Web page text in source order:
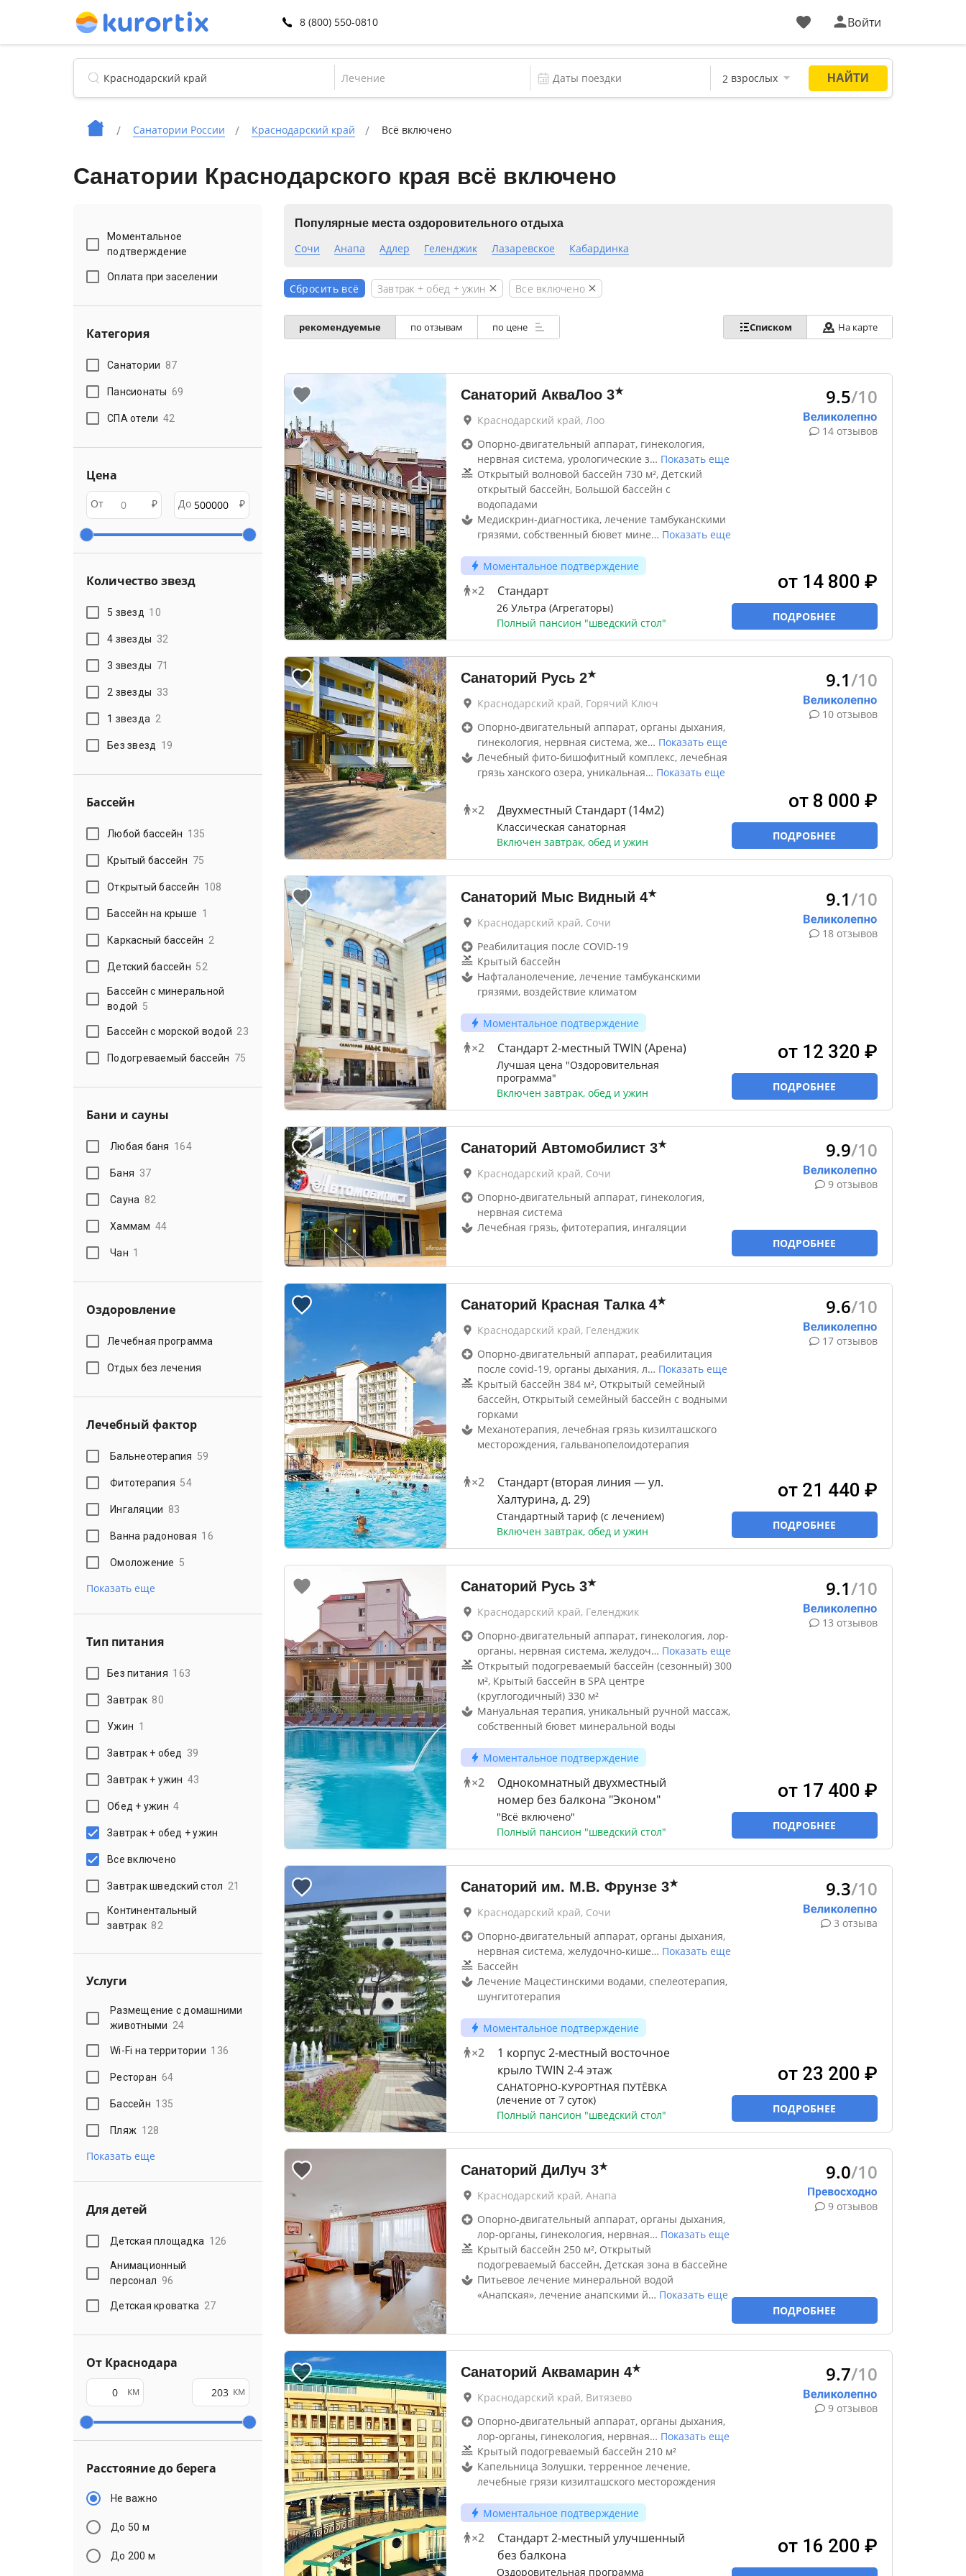
8 (800) 550-0810 Войти
Лечение
Санатории России Краснодарский край Всё включено
Санатории Краснодарского края всё включено
Моментальное
подтверждение
Оплата при заселении
Категория
Санатории 87
Пансионаты 69
СПА отели 42
Цена
От ₽ До ₽
Количество звезд
5 звезд 10
4 звезды 32
3 звезды 71
2 звезды 33
1 звезда 2
Без звезд 19
Бассейн
Любой бассейн 135
Крытый бассейн 75
Открытый бассейн 108
Бассейн на крыше 1
Каркасный бассейн 2
Детский бассейн 52
Бассейн с минеральной
водой 5
Бассейн с морской водой 23
Подогреваемый бассейн 75
Бани и сауны
Любая баня 164
Баня 37
Сауна 82
Хаммам 44
Чан 1
Оздоровление
Лечебная программа
Отдых без лечения
Лечебный фактор
Бальнеотерапия 59
Фитотерапия 54
Ингаляции 83
Ванна радоновая 16
Омоложение 5
Показать еще
Тип питания
Без питания 163
Завтрак 80
Ужин 1
Завтрак + обед 39
Завтрак + ужин 43
Обед + ужин 4
Завтрак + обед + ужин
Все включено
Завтрак шведский стол 21
Континентальный
завтрак 82
Услуги
Размещение с домашними
животными 24
Wi-Fi на территории 136
Ресторан 64
Бассейн 135
Пляж 128
Показать еще
Для детей
Детская площадка 126
Анимационный
персонал 96
Детская кроватка 27
От Краснодара
км км
Расстояние до берега
Не важно
До 50 м
До 200 м
Популярные места оздоровительного отдыха
Сочи Анапа Адлер Геленджик Лазаревское Кабардинка
Сбросить всё Завтрак + обед + ужин Все включено
рекомендуемые по отзывам по цене Списком На карте
Санаторий АкваЛоо 3★
Краснодарский край, Лоо
Опорно-двигательный аппарат, гинекология,
нервная система, урологические з… Показать еще
Открытый волновой бассейн 730 м², Детский
открытый бассейн, Большой бассейн с
водопадами
Медискрин-диагностика, лечение тамбуканскими
грязями, собственный бювет мине… Показать еще
Моментальное подтверждение
×2 Стандарт
26 Ультра (Агрегаторы)
Полный пансион "шведский стол"
9.5/10
14 отзывов
от 14 800 ₽
ПОДРОБНЕЕ
Санаторий Русь 2★
Краснодарский край, Горячий Ключ
Опорно-двигательный аппарат, органы дыхания,
гинекология, нервная система, же… Показать еще
Лечебный фито-бишофитный комплекс, лечебная
грязь ханского озера, уникальная… Показать еще
×2 Двухместный Стандарт (14м2)
Классическая санаторная
Включен завтрак, обед и ужин
9.1/10
10 отзывов
от 8 000 ₽
ПОДРОБНЕЕ
Санаторий Мыс Видный 4★
Краснодарский край, Сочи
Реабилитация после COVID-19
Крытый бассейн
Нафталанолечение, лечение тамбуканскими
грязями, воздействие климатом
Моментальное подтверждение
×2 Стандарт 2-местный TWIN (Арена)
Лучшая цена "Оздоровительная
программа"
Включен завтрак, обед и ужин
9.1/10
18 отзывов
от 12 320 ₽
ПОДРОБНЕЕ
Санаторий Автомобилист 3★
Краснодарский край, Сочи
Опорно-двигательный аппарат, гинекология,
нервная система
Лечебная грязь, фитотерапия, ингаляции
9.9/10
9 отзывов
ПОДРОБНЕЕ
Санаторий Красная Талка 4★
Краснодарский край, Геленджик
Опорно-двигательный аппарат, реабилитация
после covid-19, органы дыхания, л… Показать еще
Крытый бассейн 384 м², Открытый семейный
бассейн, Открытый семейный бассейн с водными
горками
Механотерапия, лечебная грязь кизилташского
месторождения, гальванопелоидотерапия
×2
Стандарт (вторая линия — ул.
Халтурина, д. 29)
Стандартный тариф (с лечением)
Включен завтрак, обед и ужин
9.6/10
17 отзывов
от 21 440 ₽
ПОДРОБНЕЕ
Санаторий Русь 3★
Краснодарский край, Геленджик
Опорно-двигательный аппарат, гинекология, лор-
органы, нервная система, желудоч… Показать еще
Открытый подогреваемый бассейн (сезонный) 300
м², Крытый бассейн в SPA центре
(круглогодичный) 330 м²
Мануальная терапия, уникальный ручной массаж,
собственный бювет минеральной воды
Моментальное подтверждение
×2
Однокомнатный двухместный
номер без балкона "Эконом"
"Всё включено"
Полный пансион "шведский стол"
9.1/10
13 отзывов
от 17 400 ₽
ПОДРОБНЕЕ
Санаторий им. М.В. Фрунзе 3★
Краснодарский край, Сочи
Опорно-двигательный аппарат, органы дыхания,
нервная система, желудочно-кише… Показать еще
Бассейн
Лечение Мацестинскими водами, спелеотерапия,
шунгитотерапия
Моментальное подтверждение
×2
1 корпус 2-местный восточное
крыло TWIN 2-4 этаж
САНАТОРНО-КУРОРТНАЯ ПУТЁВКА
(лечение от 7 суток)
Полный пансион "шведский стол"
9.3/10
3 отзыва
от 23 200 ₽
ПОДРОБНЕЕ
Санаторий ДиЛуч 3★
Краснодарский край, Анапа
Опорно-двигательный аппарат, органы дыхания,
лор-органы, гинекология, нервная… Показать еще
Крытый бассейн 250 м², Открытый
подогреваемый бассейн, Детская зона в бассейне
Питьевое лечение минеральной водой
«Анапская», лечение анапскими й… Показать еще
9.0/10
9 отзывов
ПОДРОБНЕЕ
Санаторий Аквамарин 4★
Краснодарский край, Витязево
Опорно-двигательный аппарат, органы дыхания,
лор-органы, гинекология, нервная… Показать еще
Крытый подогреваемый бассейн 210 м²
Капельница Золушки, терренное лечение,
лечебные грязи кизилташского месторождения
Моментальное подтверждение
×2
Стандарт 2-местный улучшенный
без балкона
Оздоровительная программа
9.7/10
9 отзывов
от 16 200 ₽